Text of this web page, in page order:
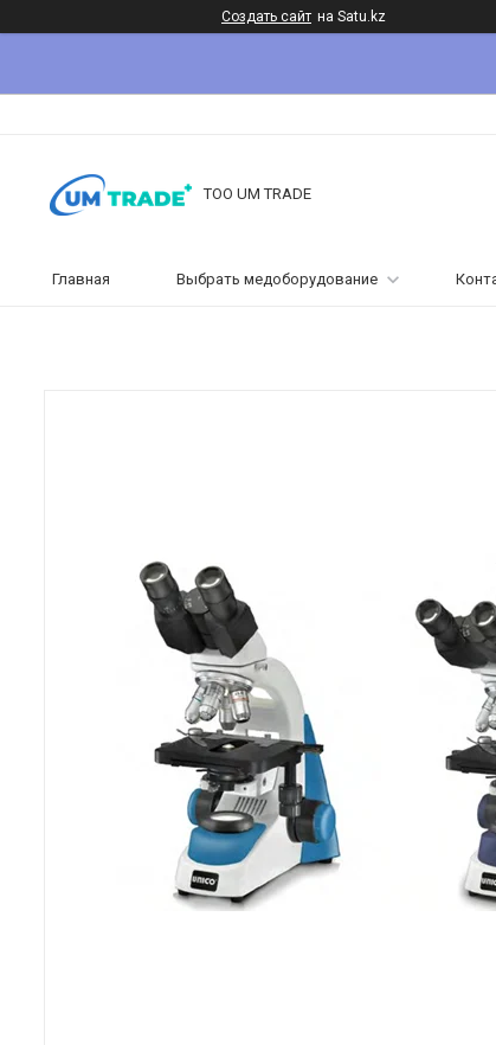
Создать сайт на Satu.kz
ТОО UM TRADE
Главная Выбрать медоборудование